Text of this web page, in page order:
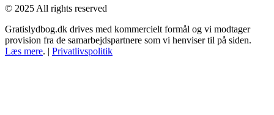
© 2025 All rights reserved
Gratislydbog.dk drives med kommercielt formål og vi modtager
provision fra de samarbejdspartnere som vi henviser til på siden.
Læs mere. | Privatlivspolitik